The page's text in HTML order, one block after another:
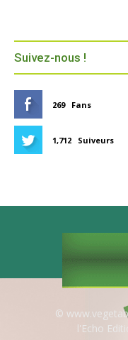
Suivez-nous !
269 Fans
1,712 Suiveurs
©
l'Echo